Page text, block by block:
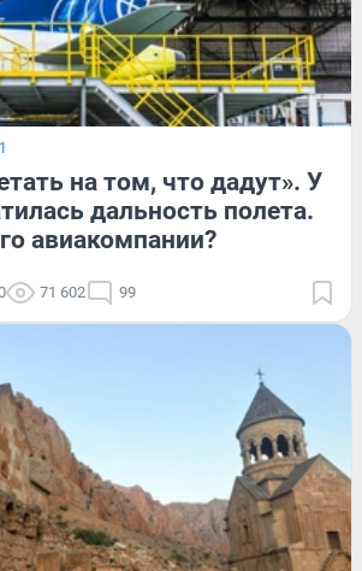
на том, что дадут». У
дальность полета.
авиакомпании?
71 602 99